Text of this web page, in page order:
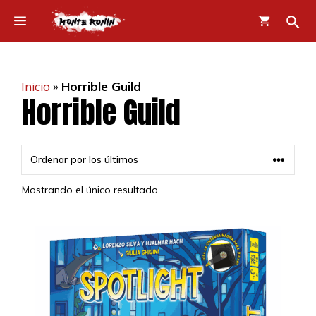
contenido
Menú
Inicio » Horrible Guild
Horrible Guild
Mostrando el único resultado